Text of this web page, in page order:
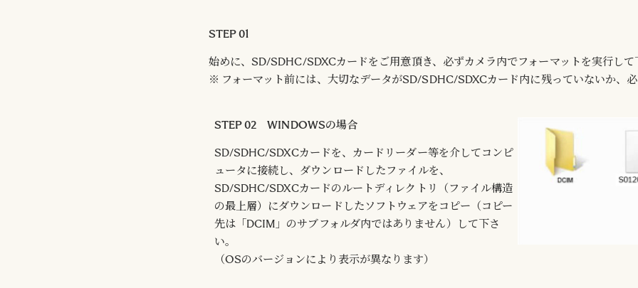
STEP 01
始めに、SD/SDHC/SDXCカードをご用意頂き、必ずカメラ内でフォーマットを実行して
※ フォーマット前には、大切なデータがSD/SDHC/SDXCカード内に残っていないか、必
STEP 02 WINDOWSの場合
SD/SDHC/SDXCカードを、カードリーダー等を介してコンピ
ュータに接続し、ダウンロードしたファイルを、
SD/SDHC/SDXCカードのルートディレクトリ（ファイル構造
の最上層）にダウンロードしたソフトウェアをコピー（コピー
先は「DCIM」のサブフォルダ内ではありません）して下さ
い。
（OSのバージョンにより表示が異なります）